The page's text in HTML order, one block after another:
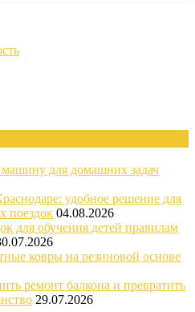
для домашних задач
удобное решение для
поездок 04.08.2026
для обучения детей правилам
ковры на резиновой основе
ремонт балкона и превратить
29.07.2026